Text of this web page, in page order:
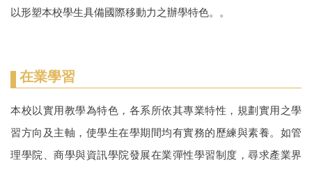
以形塑本校學生具備國際移動力之辦學特色。。
在業學習
本校以實用教學為特色，各系所依其專業特性，規劃實用之學
習方向及主軸，使學生在學期間均有實務的歷練與素養。如管
理學院、商學與資訊學院發展在業彈性學習制度，尋求產業界